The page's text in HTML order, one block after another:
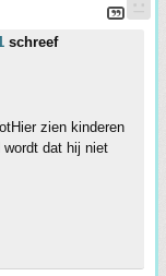
schreef
zien kinderen
wordt dat hij niet